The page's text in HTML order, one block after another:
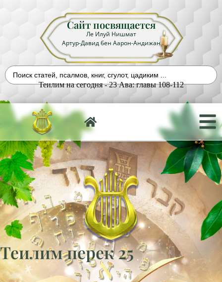
Сайт посвящается
Ле Илуй Нишмат
Артур-Давид бен Аарон-Андижан
Теилим на сегодня - 23 Ава: главы 108-112
Теилим перек 25